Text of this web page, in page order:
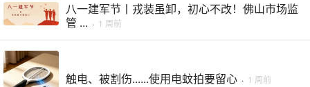
八一建军节丨戎装虽卸，初心不改！佛山市场监
管 ... · 1 周前
触电、被割伤......使用电蚊拍要留心 · 1 周前